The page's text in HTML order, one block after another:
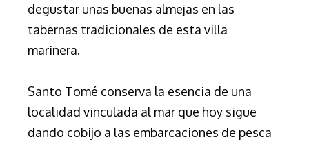
degustar unas buenas almejas en las
tabernas tradicionales de esta villa
marinera.
Santo Tomé conserva la esencia de una
localidad vinculada al mar que hoy sigue
dando cobijo a las embarcaciones de pesca